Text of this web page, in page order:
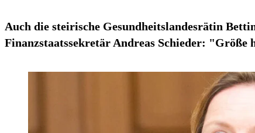
Auch die steirische Gesundheitslandesrätin
Finanzstaatssekretär Andreas Schieder: